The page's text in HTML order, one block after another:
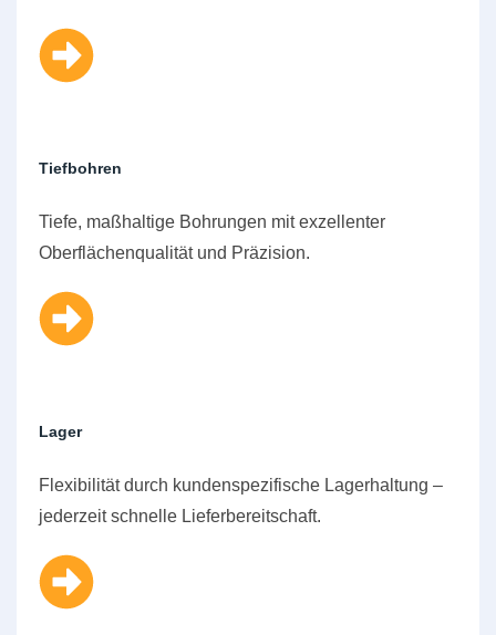
Tiefbohren
Tiefe, maßhaltige Bohrungen mit exzellenter
Oberflächenqualität und Präzision.
Lager
Flexibilität durch kundenspezifische Lagerhaltung –
jederzeit schnelle Lieferbereitschaft.